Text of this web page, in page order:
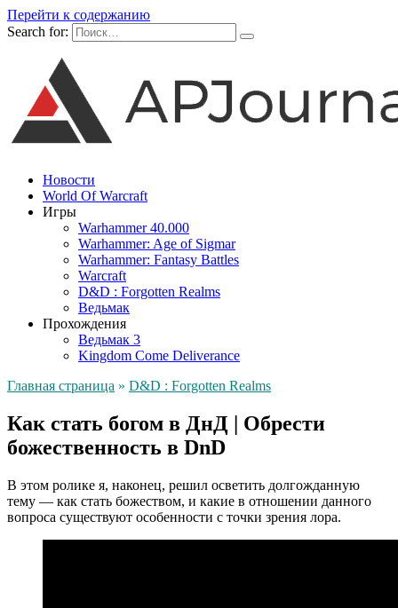
Перейти к содержанию
Search for:
Новости
World Of Warcraft
Игры
Warhammer 40.000
Warhammer: Age of Sigmar
Warhammer: Fantasy Battles
Warcraft
D&D : Forgotten Realms
Ведьмак
Прохождения
Ведьмак 3
Kingdom Come Deliverance
Главная страница » D&D : Forgotten Realms
Как стать богом в ДнД | Обрести
божественность в DnD
В этом ролике я, наконец, решил осветить долгожданную
тему — как стать божеством, и какие в отношении данного
вопроса существуют особенности с точки зрения лора.